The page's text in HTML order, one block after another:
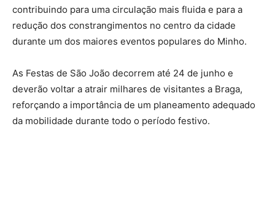
contribuindo para uma circulação mais fluida e para a
redução dos constrangimentos no centro da cidade
durante um dos maiores eventos populares do Minho.
As Festas de São João decorrem até 24 de junho e
deverão voltar a atrair milhares de visitantes a Braga,
reforçando a importância de um planeamento adequado
da mobilidade durante todo o período festivo.